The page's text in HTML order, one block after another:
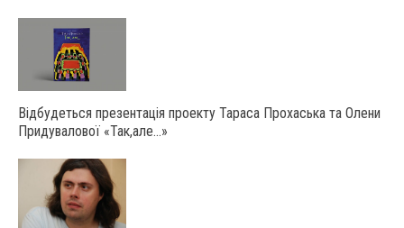
Відбудеться презентація проекту Тараса Прохаська та Олени
Придувалової «Так,але…»